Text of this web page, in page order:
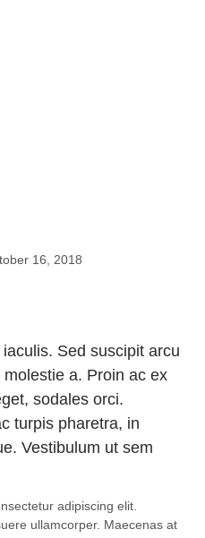
16, 2018
Sed suscipit arcu
a. Proin ac ex
sodales orci.
turpis pharetra, in
Vestibulum ut sem
adipiscing elit.
ullamcorper. Maecenas at